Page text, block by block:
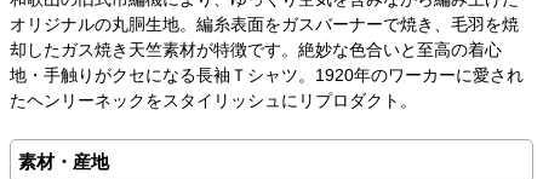
オリジナルの丸胴生地。編糸表面をガスバーナーで焼き、毛羽を焼
却したガス焼き天竺素材が特徴です。絶妙な色合いと至高の着心
地・手触りがクセになる長袖Ｔシャツ。1920年のワーカーに愛され
たヘンリーネックをスタイリッシュにリプロダクト。
素材・産地